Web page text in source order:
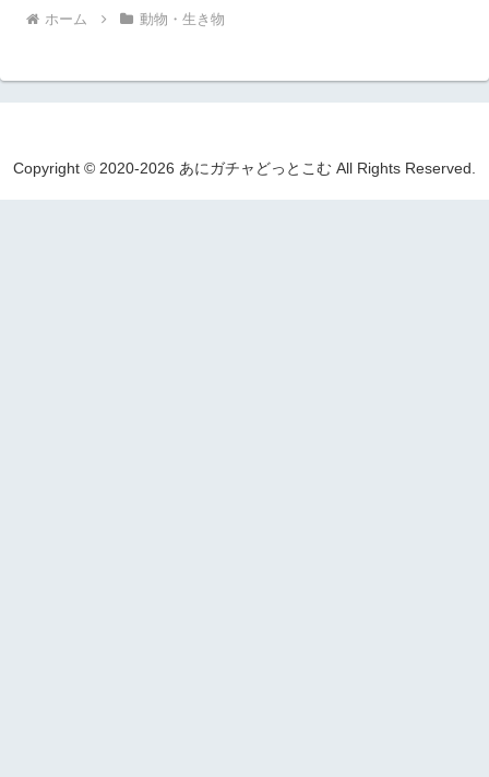
ホーム 動物・生き物
Copyright © 2020-2026 あにガチャどっとこむ All Rights Reserved.